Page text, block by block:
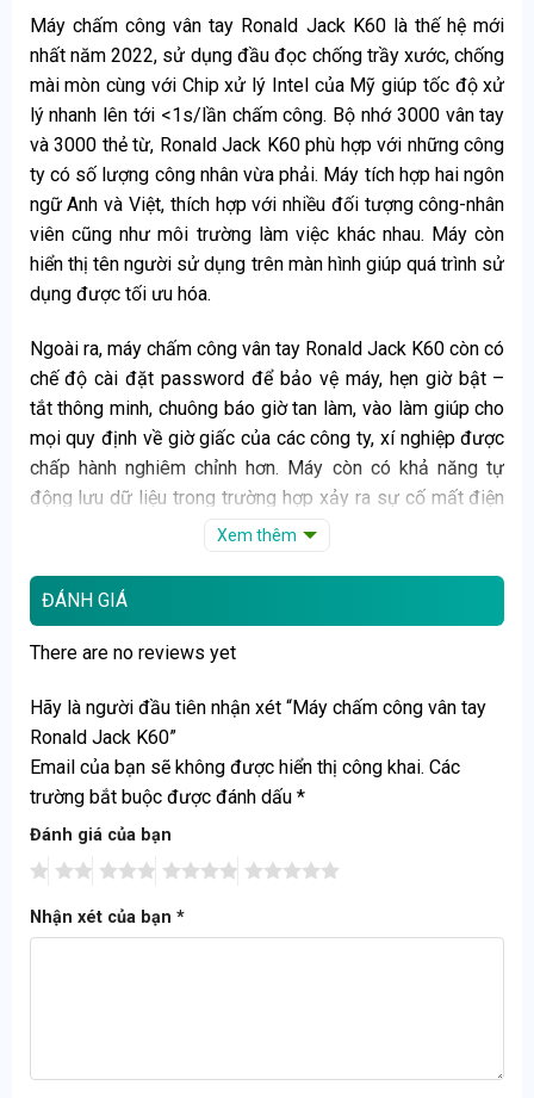
Máy chấm công vân tay Ronald Jack K60 là thế hệ mới
nhất năm 2022, sử dụng đầu đọc chống trầy xước, chống
mài mòn cùng với Chip xử lý Intel của Mỹ giúp tốc độ xử
lý nhanh lên tới <1s/lần chấm công. Bộ nhớ 3000 vân tay
và 3000 thẻ từ, Ronald Jack K60 phù hợp với những công
ty có số lượng công nhân vừa phải. Máy tích hợp hai ngôn
ngữ Anh và Việt, thích hợp với nhiều đối tượng công-nhân
viên cũng như môi trường làm việc khác nhau. Máy còn
hiển thị tên người sử dụng trên màn hình giúp quá trình sử
dụng được tối ưu hóa.
Ngoài ra, máy chấm công vân tay Ronald Jack K60 còn có
chế độ cài đặt password để bảo vệ máy, hẹn giờ bật –
tắt thông minh, chuông báo giờ tan làm, vào làm giúp cho
mọi quy định về giờ giấc của các công ty, xí nghiệp được
chấp hành nghiêm chỉnh hơn. Máy còn có khả năng tự
động lưu dữ liệu trong trường hợp xảy ra sự cố mất điện
đột ngột. Khi cần kiểm tra số liệu chấm công sau thời gian
Tiện ích này giúp tiết kiệm thời gian và công sức tôi đa
cho người sử dụng.
cao vượt trội.
Thông số kỹ thuật
Chấm công bằng dấu vân tay với màn hình màu tuyệt
đẹp.
Quản lý đến 3000 dấu vân tay & 3000 Thẻ cảm ứng
Tích hợp kiểm soát cửa
Dung lượng nhớ lưu trữ trong máy 100.000 IN/OUT
Xem thêm
ĐÁNH GIÁ
There are no reviews yet
Hãy là người đầu tiên nhận xét “Máy chấm công vân tay
Ronald Jack K60”
Email của bạn sẽ không được hiển thị công khai. Các
trường bắt buộc được đánh dấu *
Đánh giá của bạn
Nhận xét của bạn *